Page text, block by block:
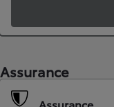
Assurance